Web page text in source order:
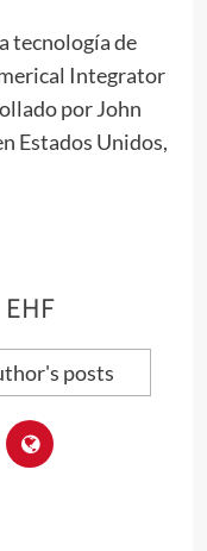
tecnología de
Integrator
por John
Estados Unidos,
EHF
posts